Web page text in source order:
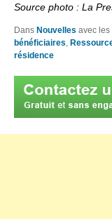
Source photo : La
Dans Nouvelles avec les
bénéficiaires
résidence